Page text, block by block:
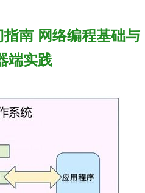
南 网络编程基础与
端实践